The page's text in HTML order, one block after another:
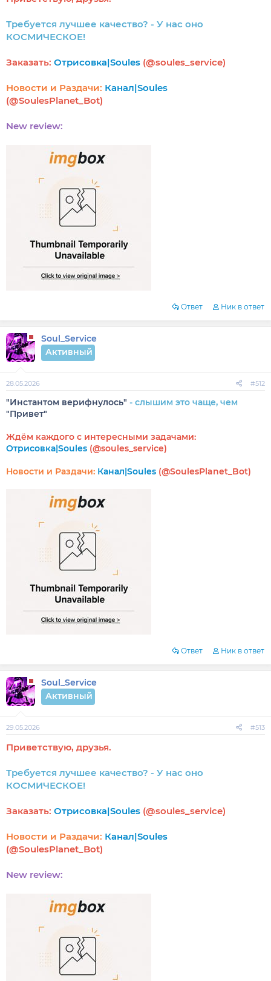
Требуется лучшее качество? - У нас оно
КОСМИЧЕСКОЕ!
Заказать: Отрисовка|Soules (@soules_service)
Новости и Раздачи: Канал|Soules
(@SoulesPlanet_Bot)
New review:
Ответ Ник в ответ
Soul_Service
Активный
28.05.2026 #512
"Инстантом верифнулось" - слышим это чаще, чем
"Привет"
Ждём каждого с интересными задачами:
Отрисовка|Soules (@soules_service)
Новости и Раздачи: Канал|Soules (@SoulesPlanet_Bot)
Ответ Ник в ответ
Soul_Service
Активный
29.05.2026 #513
Приветствую, друзья.
Требуется лучшее качество? - У нас оно
КОСМИЧЕСКОЕ!
Заказать: Отрисовка|Soules (@soules_service)
Новости и Раздачи: Канал|Soules
(@SoulesPlanet_Bot)
New review: